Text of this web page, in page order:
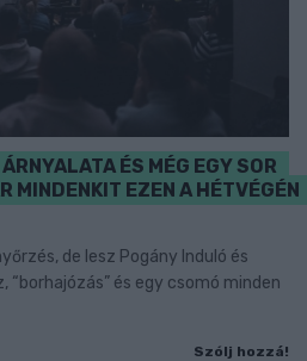
ÉS MÉG EGY SOR
MINDENKIT EZEN A HÉTVÉGÉN
de lesz Pogány Induló és
“borhajózás” és egy csomó minden
Szólj hozzá!